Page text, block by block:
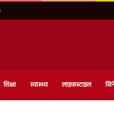
शिक्षा स्वास्थ्य लाइफ़स्टाइल